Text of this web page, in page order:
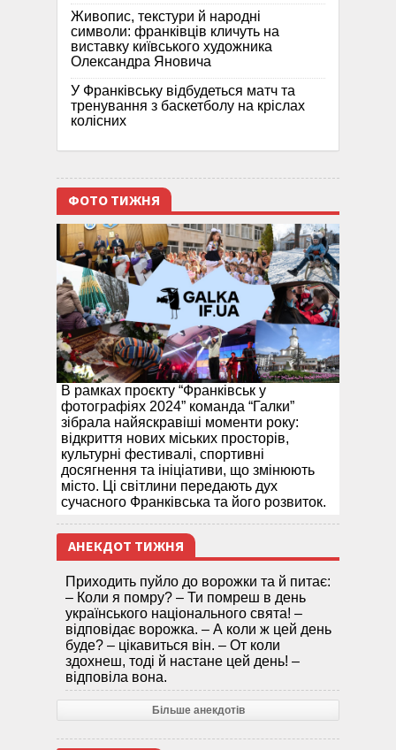
Живопис, текстури й народні
символи: франківців кличуть на
виставку київського художника
Олександра Яновича
У Франківську відбудеться матч та
тренування з баскетболу на кріслах
колісних
ФОТО ТИЖНЯ
В рамках проєкту “Франківськ у
фотографіях 2024” команда “Галки”
зібрала найяскравіші моменти року:
відкриття нових міських просторів,
культурні фестивалі, спортивні
досягнення та ініціативи, що змінюють
місто. Ці світлини передають дух
сучасного Франківська та його розвиток.
АНЕКДОТ ТИЖНЯ
Приходить пуйло до ворожки та й питає:
– Коли я помру? – Ти помреш в день
українського національного свята! –
відповідає ворожка. – А коли ж цей день
буде? – цікавиться він. – От коли
здохнеш, тоді й настане цей день! –
відповіла вона.
Більше анекдотів